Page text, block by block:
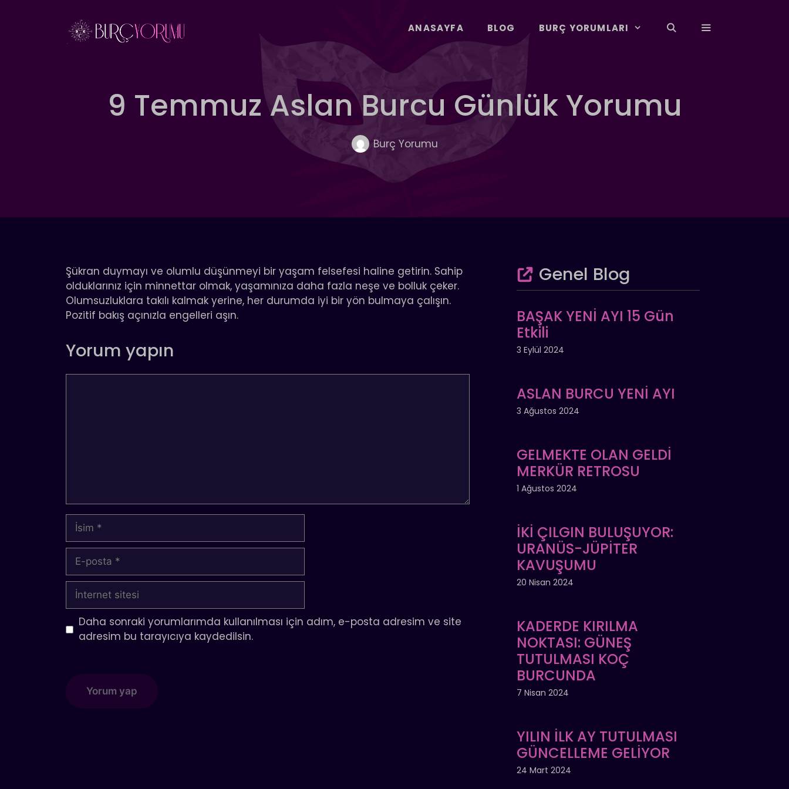
ANASAYFA BLOG BURÇ YORUMLARI
9 Temmuz Aslan Burcu Günlük Yorumu
Burç Yorumu
Şükran duymayı ve olumlu düşünmeyi bir yaşam felsefesi haline getirin. Sahip
olduklarınız için minnettar olmak, yaşamınıza daha fazla neşe ve bolluk çeker.
Olumsuzluklara takılı kalmak yerine, her durumda iyi bir yön bulmaya çalışın.
Pozitif bakış açınızla engelleri aşın.
Yorum yapın
İsim
posta
İnternet
sitesi
Daha sonraki yorumlarımda kullanılması için adım, e-posta adresim ve site
adresim bu tarayıcıya kaydedilsin.
Genel Blog
BAŞAK YENİ AYI 15 Gün
Etkili
3 Eylül 2024
ASLAN BURCU YENİ AYI
3 Ağustos 2024
GELMEKTE OLAN GELDİ
MERKÜR RETROSU
1 Ağustos 2024
İKİ ÇILGIN BULUŞUYOR:
URANÜS-JÜPİTER
KAVUŞUMU
20 Nisan 2024
KADERDE KIRILMA
NOKTASI: GÜNEŞ
TUTULMASI KOÇ
BURCUNDA
7 Nisan 2024
YILIN İLK AY TUTULMASI
GÜNCELLEME GELİYOR
24 Mart 2024